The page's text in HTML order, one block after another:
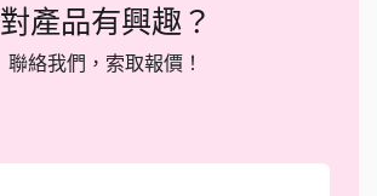
對產品有興趣？
聯絡我們，索取報價！